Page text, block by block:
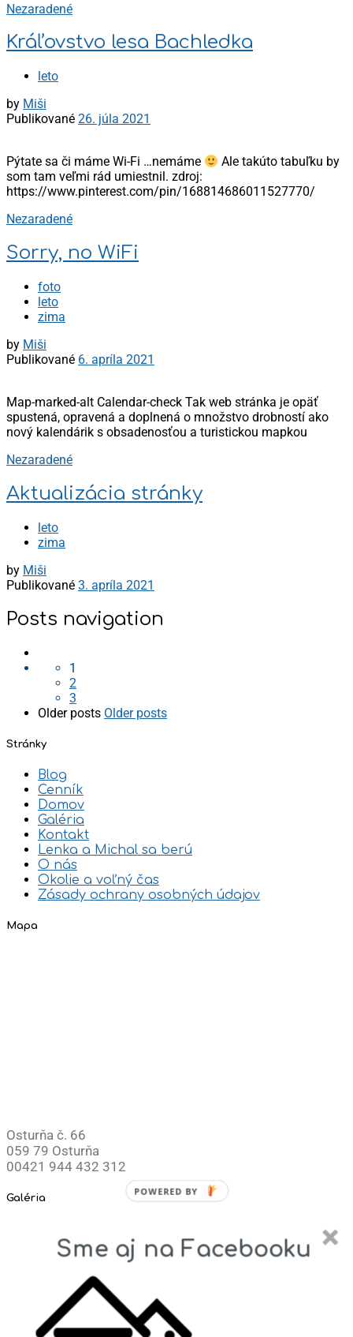
Nezaradené
Kráľovstvo lesa Bachledka
leto
by Miši
Publikované 26. júla 2021
Pýtate sa či máme Wi-Fi …nemáme
Ale takúto tabuľku by
som tam veľmi rád umiestnil. zdroj:
https://www.pinterest.com/pin/168814686011527770/
Nezaradené
Sorry, no WiFi
foto
leto
zima
by Miši
Publikované 6. apríla 2021
Map-marked-alt Calendar-check Tak web stránka je opäť
spustená, opravená a doplnená o množstvo drobností ako
nový kalendárik s obsadenosťou a turistickou mapkou
Nezaradené
Aktualizácia stránky
leto
zima
by Miši
Publikované 3. apríla 2021
Posts navigation
1
2
3
Older posts Older posts
Stránky
Blog
Cenník
Domov
Galéria
Kontakt
Lenka a Michal sa berú
O nás
Okolie a voľný čas
Zásady ochrany osobných údajov
Mapa
Osturňa č. 66
059 79 Osturňa
00421 944 432 312
Galéria
Chata Osturňa– All rights reserved
WP– Designed with the
Sme aj na Facebooku
POWERED BY